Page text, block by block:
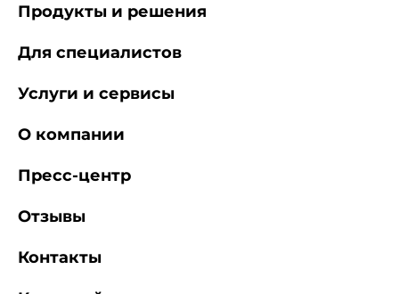
Продукты и решения
Для специалистов
Услуги и сервисы
О компании
Пресс-центр
Отзывы
Контакты